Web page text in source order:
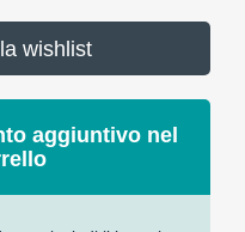
wishlist
aggiuntivo nel